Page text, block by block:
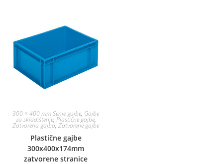
300 × 400 mm Serije gajbe, Gajbe
za skladištenje, Plastične gajbe,
Zatvorena gajba, Zatvorene gajbe
Plastične gajbe
300x400x174mm
zatvorene stranice